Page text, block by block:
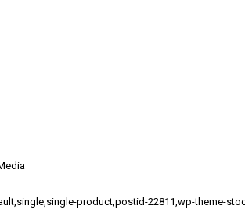
product,postid-22811,wp-theme-